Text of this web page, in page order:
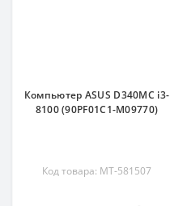
Компьютер ASUS D340MC i3-
8100 (90PF01C1-M09770)
Код товара: MT-581507